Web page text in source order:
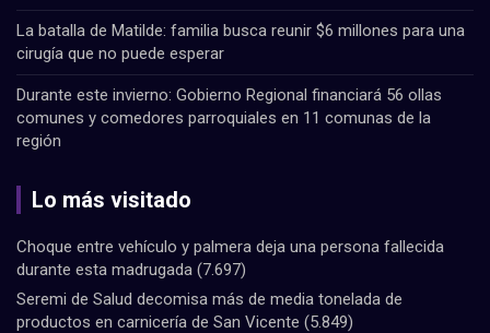
La batalla de Matilde: familia busca reunir $6 millones para una
cirugía que no puede esperar
Durante este invierno: Gobierno Regional financiará 56 ollas
comunes y comedores parroquiales en 11 comunas de la
región
Lo más visitado
Choque entre vehículo y palmera deja una persona fallecida
durante esta madrugada (7.697)
Seremi de Salud decomisa más de media tonelada de
productos en carnicería de San Vicente (5.849)